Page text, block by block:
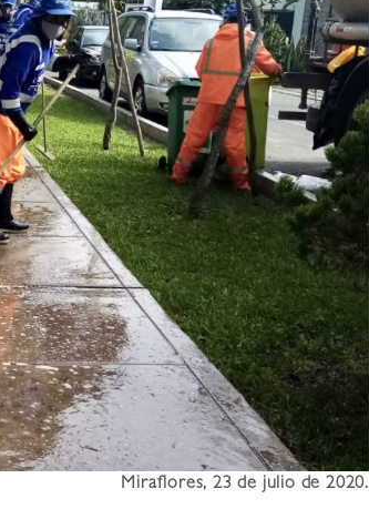
Miraflores, 23 de julio de 2020.